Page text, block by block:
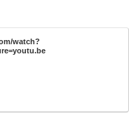
watch?